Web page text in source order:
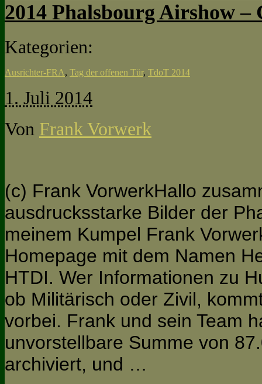
2014 Phalsbourg Airshow
Kategorien:
Ausrichter-FRA, Tag der offenen Tür, TdoT 2014
1. Juli 2014
Von Frank Vorwerk
(c) Frank VorwerkHallo
ausdrucksstarke Bilder der
meinem Kumpel Frank
Homepage mit dem Namen
HTDI. Wer Informationen zu
ob Militärisch oder Zivil,
vorbei. Frank und sein Team
unvorstellbare Summe von
archiviert, und …